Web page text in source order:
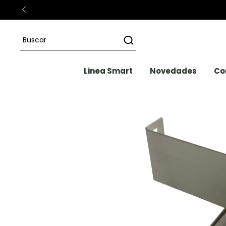
a CABA & GBA desde $120.000
Linea Smart Novedades